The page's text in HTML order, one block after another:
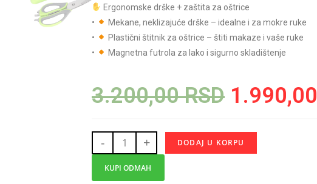
Ergonomske drške + zaštita za oštrice
•
Mekane, neklizajuće drške – idealne i za mokre ruke
•
Plastični štitnik za oštrice – štiti makaze i vaše ruke
•
Magnetna futrola za lako i sigurno skladištenje
3.200,00RSD 1.990,00
- + DODAJ U KORPU
KUPI ODMAH